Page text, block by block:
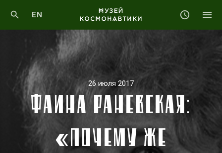
EN
26 июля 2017
ФАИНА РАНЕВСКАЯ:
«ПОЧЕМУ ЖЕ